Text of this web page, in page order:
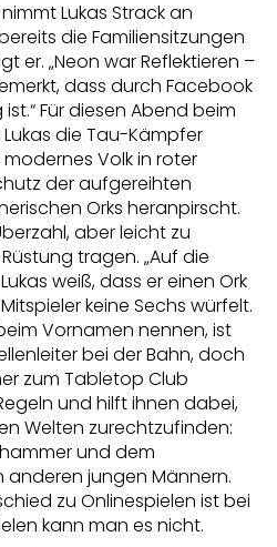
Lukas Strack an
die Familiensitzungen
er. „Neon war Reflektieren –
dass durch Facebook
Für diesen Abend beim
die Tau-Kämpfer
Volk in roter
der aufgereihten
Orks heranpirscht.
aber leicht zu
tragen. „Auf die
weiß, dass er einen Ork
keine Sechs würfelt.
Vornamen nennen, ist
bei der Bahn, doch
zum Tabletop Club
und hilft ihnen dabei,
Welten zurechtzufinden:
und dem
anderen jungen Männern.
zu Onlinespielen ist bei
kann man es nicht.